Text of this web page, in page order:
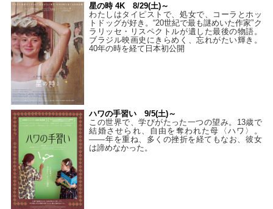
星の時 4K 8/29(土)～
わたしはタイピストで、処⼥で、コーラとホッ
トドッグが好き。“20世紀で最も謎めいた作家”ク
ラリッセ・リスペクトルが遺した最後の物語。
ブラジル映画史にきらめく、忘れがたい輝き。
40年の時を経て⽇本初公開
ハワの手習い 9/5(土)～
この世界で、学びがたった一つの望み。13歳で
結婚させられ、自由を奪われた母〈ハワ〉。
——年を重ね、多くの挫折を経てもなお、彼女
は諦めなかった。